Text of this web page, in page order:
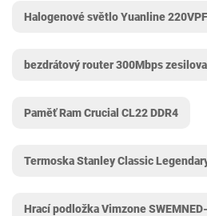
Halogenové světlo Yuanline
bezdrátový router 300Mbps
Paměť Ram Crucial CL22 DDR4
Termoska Stanley Classic
Hrací podložka Vimzone